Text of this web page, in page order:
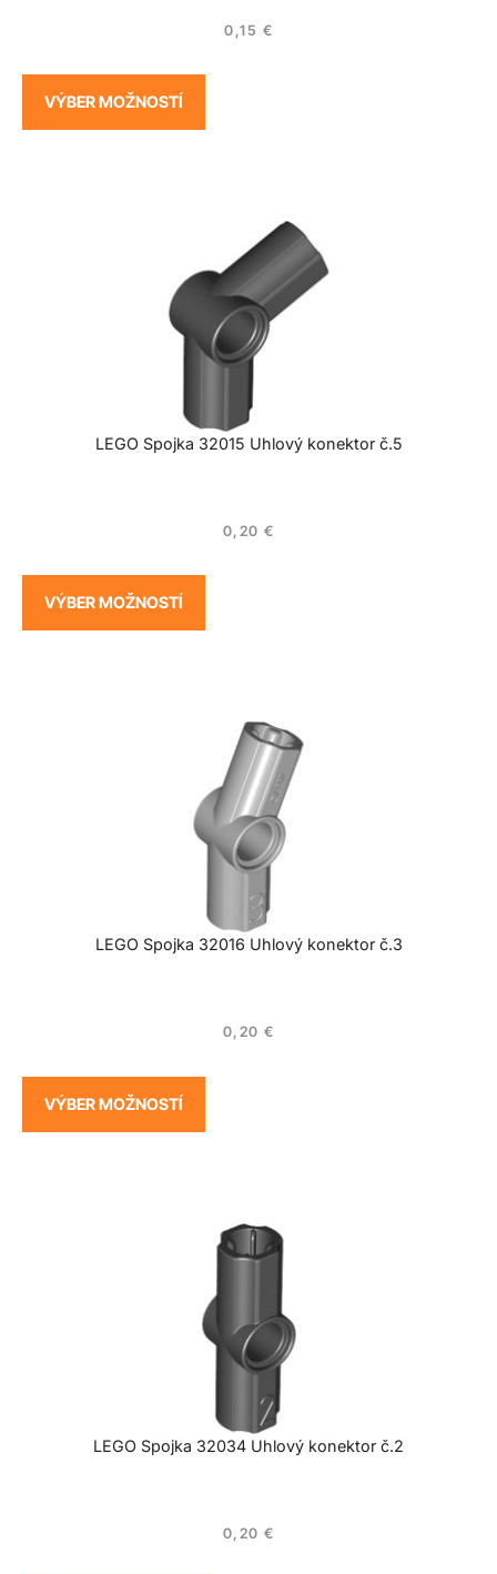
0,15 €
VÝBER MOŽNOSTÍ
LEGO Spojka 32015 Uhlový konektor č.5
0,20 €
VÝBER MOŽNOSTÍ
LEGO Spojka 32016 Uhlový konektor č.3
0,20 €
VÝBER MOŽNOSTÍ
LEGO Spojka 32034 Uhlový konektor č.2
0,20 €